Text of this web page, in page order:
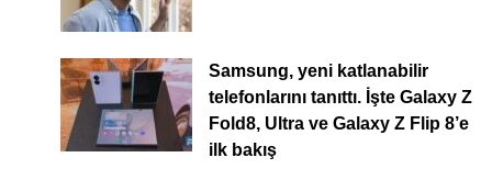
Samsung, yeni katlanabilir
telefonlarını tanıttı. İşte Galaxy Z
Fold8, Ultra ve Galaxy Z Flip 8’e
ilk bakış